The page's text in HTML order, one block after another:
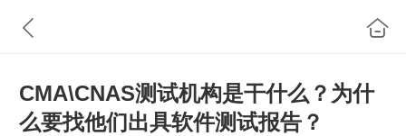
CMA\CNAS测试机构是干什么？为什
么要找他们出具软件测试报告？